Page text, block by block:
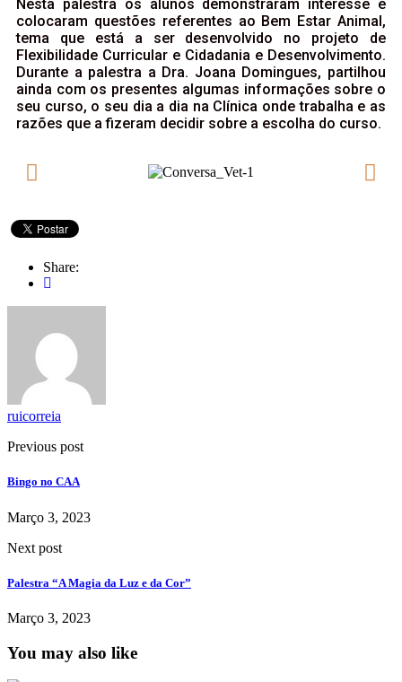
Nesta palestra os alunos demonstraram interesse e
colocaram questões referentes ao Bem Estar Animal,
tema que está a ser desenvolvido no projeto de
Flexibilidade Curricular e Cidadania e Desenvolvimento.
Durante a palestra a Dra. Joana Domingues, partilhou
ainda com os presentes algumas informações sobre o
seu curso, o seu dia a dia na Clínica onde trabalha e as
razões que a fizeram decidir sobre a escolha do curso.
Share:
ruicorreia
Previous post
Bingo no CAA
Março 3, 2023
Next post
Palestra “A Magia da Luz e da Cor”
Março 3, 2023
You may also like